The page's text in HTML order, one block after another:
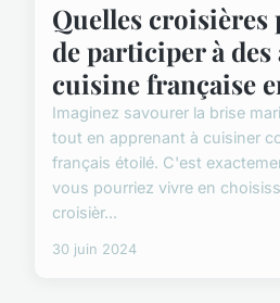
Quelles croisières
de participer à
cuisine française
Imaginez savourer la brise
tout en apprenant à cuisiner
français étoilé. C'est
vous pourriez vivre en
croisièr...
30 juin 2024